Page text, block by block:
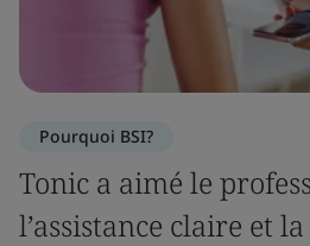
Pourquoi BSI?
Tonic a aimé le
l’assistance claire et